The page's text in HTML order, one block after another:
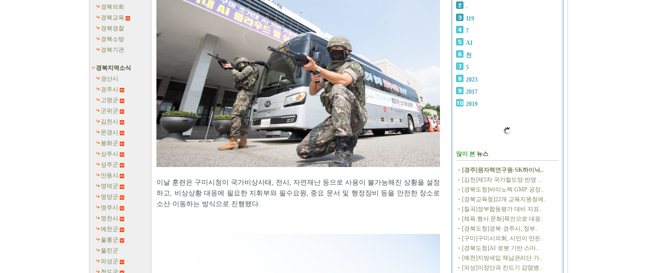
경북의회
경북교육
경북경찰
경북소방
경북기관
경북지역소식
경산시
경주시
고령군
군위군
김천시
문경시
봉화군
상주시
성주군
안동시
영덕군
영양군
영주시
영천시
예천군
울릉군
울진군
의성군
이날 훈련은 구미시청이 국가비상사태, 전시, 자연재난 등으로 사용이 불가능해진 상황을 설정
하고, 비상상황 대응에 필요한 지휘부와 필수요원, 중요 문서 및 행정장비 등을 안전한 장소로
소산·이동하는 방식으로 진행됐다.
.
119
7
AI
천
5
2023
2017
2019
많이 본 뉴스
[경주]원자력연구원·SK하이닉..
[김천]제5차 국가철도망 반영·..
[경북도청]바이노텍 GMP 공장..
[경북교육청]22개 교육지원청에..
[칠곡]정부합동평가 대비 지표..
[체육.행사.문화]묵인으로 대응..
[경북도청]경북·경주시, 정부..
[구미]구미시의회, 시민이 만든..
[경북도청]AI·로봇 기반 스마..
[예천]지방세입 체납관리단 가..
[의성]이장단과 진드기 감염병..